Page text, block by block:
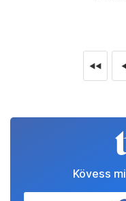
◄◄
Kövess